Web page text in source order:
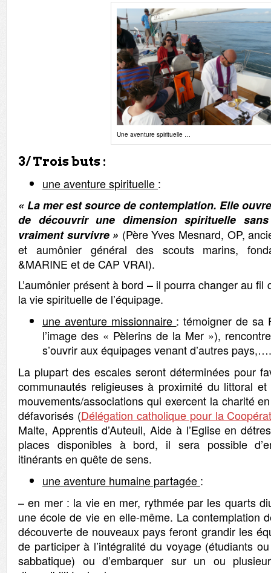
Une aventure spirituelle …
3/ Trois buts :
une aventure spirituelle :
« La mer est source de contemplation. Elle
de découvrir une dimension spirituelle
vraiment survivre » (Père Yves Mesnard, OP,
et aumônier général des scouts marins,
&MARINE et de CAP VRAI).
L’aumônier présent à bord – il pourra changer au
la vie spirituelle de l’équipage.
une aventure missionnaire : témoigner de sa
l’image des « Pèlerins de la Mer »),
s’ouvrir aux équipages venant d’autres pays,….
La plupart des escales seront déterminées pour
communautés religieuses à proximité du littoral
mouvements/associations qui exercent la charité
défavorisés (Délégation catholique pour la
Malte, Apprentis d’Auteuil, Aide à l’Eglise en
places disponibles à bord, il sera possible
itinérants en quête de sens.
une aventure humaine partagée :
– en mer : la vie en mer, rythmée par les quarts
une école de vie en elle-même. La contemplation
découverte de nouveaux pays feront grandir les
de participer à l’intégralité du voyage (étudiants
sabbatique) ou d’embarquer sur un ou